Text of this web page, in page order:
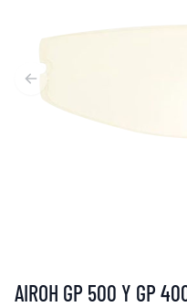
AIROH GP 500 Y GP